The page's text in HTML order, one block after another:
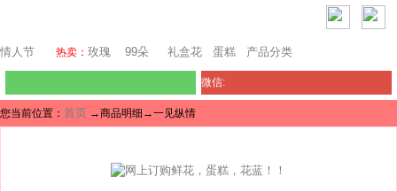
情人节 热卖： 玫瑰 99朵 礼盒花 蛋糕 产品分类
微信:
您当前位置： 首页 →商品明细→一见纵情